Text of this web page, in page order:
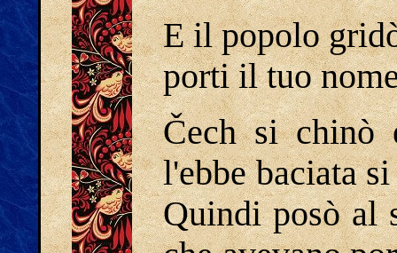
E il popolo
porti il tuo
Čech si chinò
l'ebbe baciata
Quindi posò al